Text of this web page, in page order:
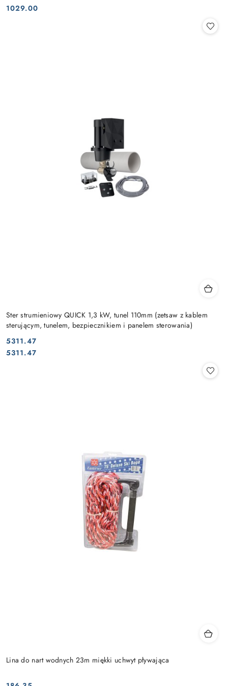
Cena:
Cena:
1029.00
Ster strumieniowy QUICK 1,3 kW, tunel 110mm (zetsaw z kablem
sterującym, tunelem, bezpiecznikiem i panelem sterowania)
Cena:
5311.47
Cena:
5311.47
Lina do nart wodnych 23m miękki uchwyt pływająca